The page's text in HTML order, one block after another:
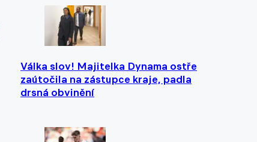
Válka slov! Majitelka Dynama ostře
zaútočila na zástupce kraje, padla
drsná obvinění